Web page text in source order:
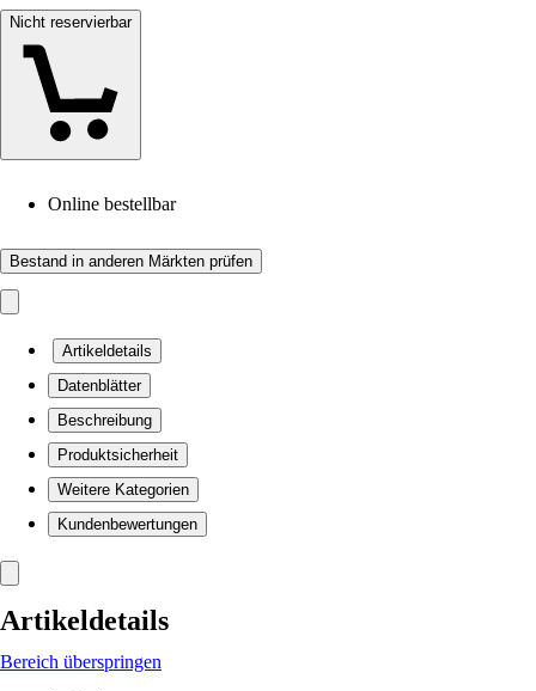
Nicht reservierbar
Online bestellbar
Bestand in anderen Märkten prüfen
Artikeldetails
Datenblätter
Beschreibung
Produktsicherheit
Weitere Kategorien
Kundenbewertungen
Artikeldetails
Bereich überspringen